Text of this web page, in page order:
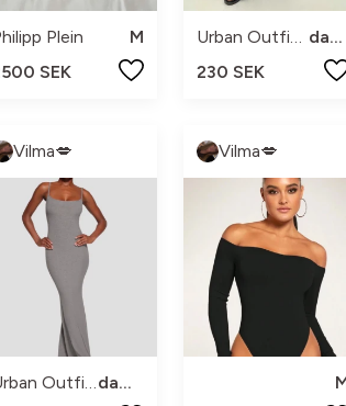
Plein
M
SEK
Urban Outfitters
dam s
230 SEK
Vilma💋
Urban Outfitters
dam xs
Vilma💋